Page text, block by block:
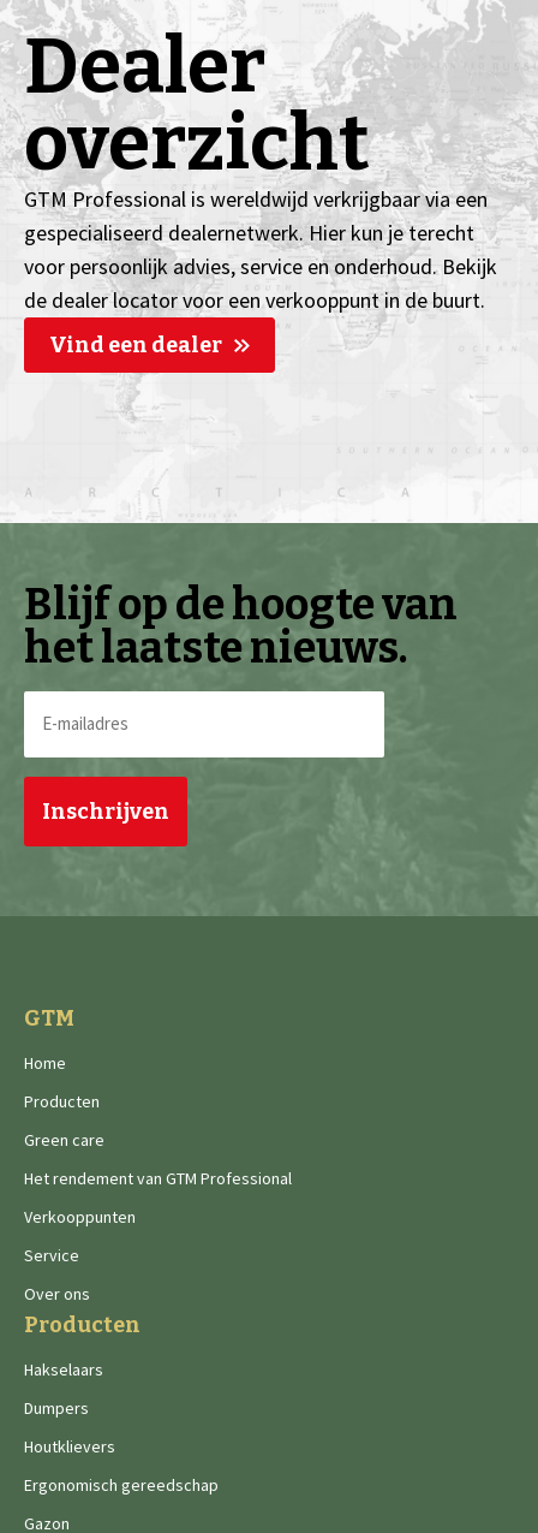
Dealer
overzicht
GTM Professional is wereldwijd verkrijgbaar via een
gespecialiseerd dealernetwerk. Hier kun je terecht
voor persoonlijk advies, service en onderhoud. Bekijk
de dealer locator voor een verkooppunt in de buurt.
Vind een dealer
Blijf op de hoogte van
het laatste nieuws.
mailadres
GTM
Home
Producten
Green care
Het rendement van GTM Professional
Verkooppunten
Service
Over ons
Producten
Hakselaars
Dumpers
Houtklievers
Ergonomisch gereedschap
Gazon